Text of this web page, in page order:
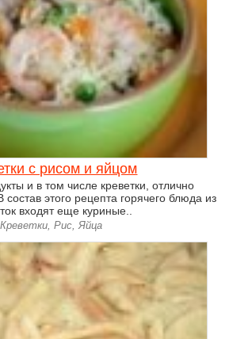
с рисом и яйцом
и в том числе креветки, отлично
этого рецепта горячего блюда из
входят еще куриные..
Креветки, Рис, Яйца